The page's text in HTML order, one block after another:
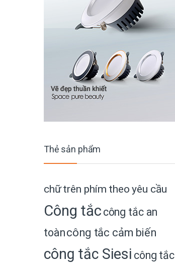
Thẻ sản phẩm
chữ trên phím theo yêu cầu
Công tắc công tắc an
toàncông tắc cảm biến
công tắc Siesi công tắc